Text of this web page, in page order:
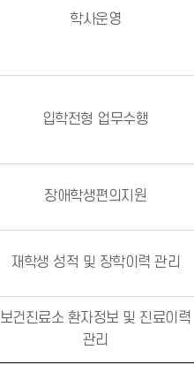
학사운영
입학전형 업무수행
장애학생편의지원
재학생 성적 및 장학이력 관리
보건진료소 환자정보 및 진료이력
관리